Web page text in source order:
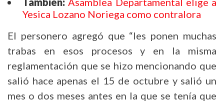
Yesica Lozano Noriega como contralora
El personero agregó que “les ponen muchas
trabas en esos procesos y en la misma
reglamentación que se hizo mencionando que
salió hace apenas el 15 de octubre y salió un
mes o dos meses antes en la que se tenía que